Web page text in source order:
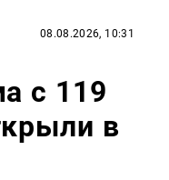
08.08.2026, 10:31
с 119
в